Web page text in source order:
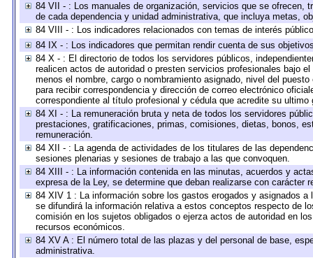
84 VII - : Los manuales de organización, servicios que se
de cada dependencia y unidad administrativa, que incluya metas,
84 VIII - : Los indicadores relacionados con temas de interés
84 IX - : Los indicadores que permitan rendir cuenta de sus
84 X - : El directorio de todos los servidores públicos,
realicen actos de autoridad o presten servicios profesionales bajo
menos el nombre, cargo o nombramiento asignado, nivel del
para recibir correspondencia y dirección de correo electrónico
correspondiente al título profesional y cédula que acredite su ultimo
84 XI - : La remuneración bruta y neta de todos los servidores
prestaciones, gratificaciones, primas, comisiones, dietas, bonos,
remuneración.
84 XII - : La agenda de actividades de los titulares de las
sesiones plenarias y sesiones de trabajo a las que convoquen.
84 XIII - : La información contenida en las minutas, acuerdos y
expresa de la Ley, se determine que deban realizarse con carácter
84 XIV 1 : La información sobre los gastos erogados y asignados
se difundirá la información relativa a estos conceptos respecto de
comisión en los sujetos obligados o ejerza actos de autoridad en
recursos económicos.
84 XV A : El número total de las plazas y del personal de base,
administrativa.